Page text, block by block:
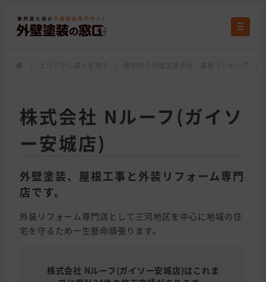
株式会社 Nルーフ(ガイソ
ー安城店)
外壁塗装、屋根工事と外装リフォーム専門
店です。
外装リフォーム専門店として三河地区を中心に地域の住
宅を守るため一生懸命頑張ります。
株式会社 Nルーフ(ガイソー安城店)はこれま